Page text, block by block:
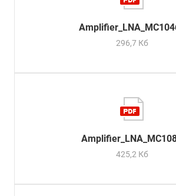
296,7 Кб
425,2 Кб